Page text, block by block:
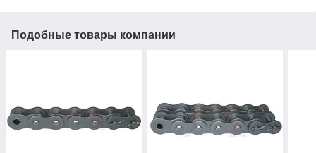
Подобные товары компании